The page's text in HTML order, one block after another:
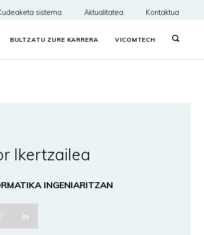
sistema Aktualitatea Kontaktua
BULTZATU ZURE KARRERA VICOMTECH
Ikertzailea
INGENIARITZAN